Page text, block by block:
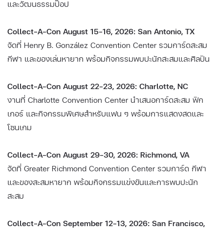
และวัฒนธรรมป๊อป
Collect-A-Con August 15–16, 2026: San Antonio, TX
จัดที่ Henry B. González Convention Center รวมการ์ดสะสม
กีฬา และของเล่นหายาก พร้อมกิจกรรมพบปะนักสะสมและศิลปิน
Collect-A-Con August 22–23, 2026: Charlotte, NC
งานที่ Charlotte Convention Center นำเสนอการ์ดสะสม ฟิก
เกอร์ และกิจกรรมพิเศษสำหรับแฟน ๆ พร้อมการแสดงสดและ
โซนเกม
Collect-A-Con August 29–30, 2026: Richmond, VA
จัดที่ Greater Richmond Convention Center รวมการ์ด กีฬา
และของสะสมหายาก พร้อมกิจกรรมแข่งขันและการพบปะนัก
สะสม
Collect-A-Con September 12–13, 2026: San Francisco,